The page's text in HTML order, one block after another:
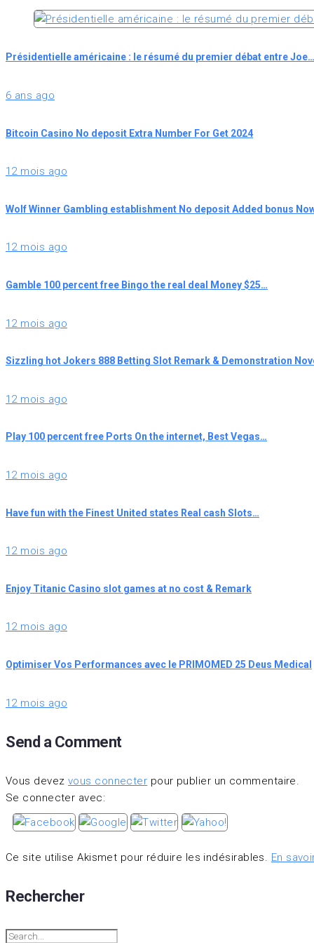
Présidentielle américaine : le résumé du premier débat entre Joe…
6 ans ago
Bitcoin Casino No deposit Extra Number For Get 2024
12 mois ago
Wolf Winner Gambling establishment No deposit Added bonus
12 mois ago
Gamble 100 percent free Bingo the real deal Money $25…
12 mois ago
Sizzling hot Jokers 888 Betting Slot Remark & Demonstration
12 mois ago
Play 100 percent free Ports On the internet, Best Vegas…
12 mois ago
Have fun with the Finest United states Real cash Slots…
12 mois ago
Enjoy Titanic Casino slot games at no cost & Remark
12 mois ago
Optimiser Vos Performances avec le PRIMOMED 25 Deus Medical
12 mois ago
Send a Comment
Vous devez vous connecter pour publier un commentaire.
Se connecter avec:
Ce site utilise Akismet pour réduire les indésirables. En
Rechercher